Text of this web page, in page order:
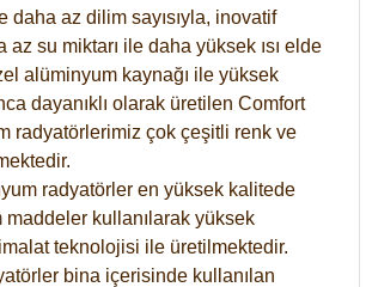
daha az dilim sayısıyla, inovatif
az su miktarı ile daha yüksek ısı elde
alüminyum kaynağı ile yüksek
dayanıklı olarak üretilen Comfort
radyatörlerimiz çok çeşitli renk ve
radyatörler en yüksek kalitede
kullanılarak yüksek
teknolojisi ile üretilmektedir.
bina içerisinde kullanılan